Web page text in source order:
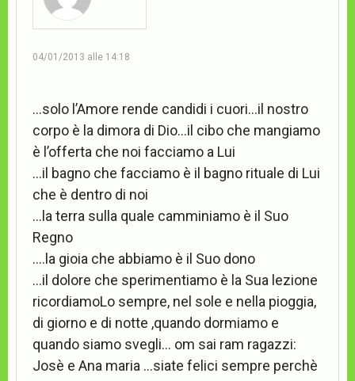
04/01/2013 alle 14:18
…solo l’Amore rende candidi i cuori…il nostro
corpo è la dimora di Dio…il cibo che mangiamo
è l’offerta che noi facciamo a Lui
…il bagno che facciamo è il bagno rituale di Lui
che è dentro di noi
…la terra sulla quale camminiamo è il Suo
Regno
….la gioia che abbiamo è il Suo dono
…il dolore che sperimentiamo è la Sua lezione
ricordiamoLo sempre, nel sole e nella pioggia,
di giorno e di notte ,quando dormiamo e
quando siamo svegli… om sai ram ragazzi:
Josè e Ana maria …siate felici sempre perchè